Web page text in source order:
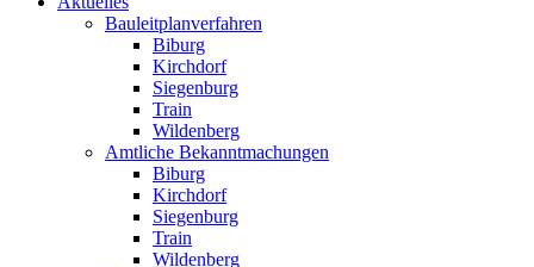
Bauleitplanverfahren
Biburg
Kirchdorf
Siegenburg
Train
Wildenberg
Amtliche Bekanntmachungen
Biburg
Kirchdorf
Siegenburg
Train
Wildenberg